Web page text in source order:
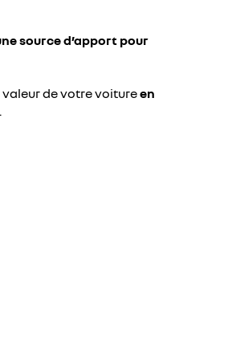
source d’apport pour
valeur de votre voitureen